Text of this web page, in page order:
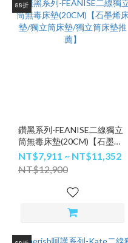
88折
鑽黑系列-FEANISE二線獨立
筒無毒床墊(20CM)【石墨烯
床墊/獨立筒床墊/獨立筒床墊
推薦】
NT$7,911 ~ NT$11,352
NT$12,900